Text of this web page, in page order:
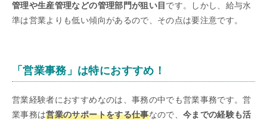
管理や生産管理などの管理部門が狙い目 です。しかし、給与水
準は営業よりも低い傾向があるので、その点は要注意です。
「営業事務」は特におすすめ！
営業経験者におすすめなのは、事務の中でも営業事務です。営
業事務は営業のサポートをする仕事なので、今までの経験も活